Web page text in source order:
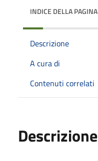
INDICE DELLA PAGINA
Descrizione
A cura di
Contenuti correlati
Descrizione